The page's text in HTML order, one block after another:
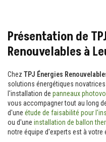
Présentation de
Renouvelables à
Chez TPJ Énergies
solutions énergétiques
l'installation de panneaux
vous accompagner tout au long
d'une étude de faisabilité pour
ou d'une installation de ballon
notre équipe d'experts est à votre